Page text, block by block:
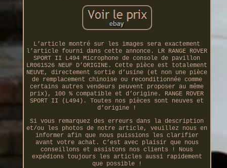
L’article montré sur les images sera exactement
l’article fourni dans cette annonce. LR RANGE ROVER
SPORT II L494 Microphone de console de pavillon
LR061526 NEUF D’ORIGINE. Cette pièce est totalement
NEUVE, directement sortie d’usine (et non une pièce
de remplacement chinoise ou reconditionnée comme
certains autres vendeurs peuvent proposer au même
prix), 100 % compatible et d’origine. RANGE ROVER
SPORT II (L494). Toutes nos pièces sont neuves et
d’origine !
Si vous remarquez des erreurs dans la description
et/ou les photos de notre article, veuillez nous en
informer afin que nous puissions les clarifier
avant votre achat. C’est avec plaisir que nous
conseillons et assistons nos clients ! Nous
expédions toujours les articles aussi rapidement
que possible !